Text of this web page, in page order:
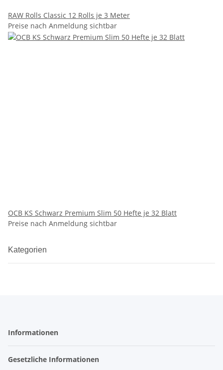
RAW Rolls Classic 12 Rolls je 3 Meter
Preise nach Anmeldung sichtbar
OCB KS Schwarz Premium Slim 50 Hefte je 32 Blatt
Preise nach Anmeldung sichtbar
Kategorien
Informationen
Gesetzliche Informationen